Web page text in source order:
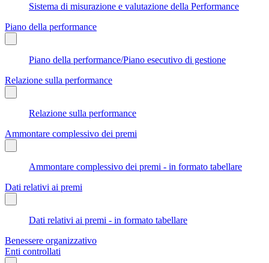
Sistema di misurazione e valutazione della Performance
Piano della performance
Piano della performance/Piano esecutivo di gestione
Relazione sulla performance
Relazione sulla performance
Ammontare complessivo dei premi
Ammontare complessivo dei premi - in formato tabellare
Dati relativi ai premi
Dati relativi ai premi - in formato tabellare
Benessere organizzativo
Enti controllati